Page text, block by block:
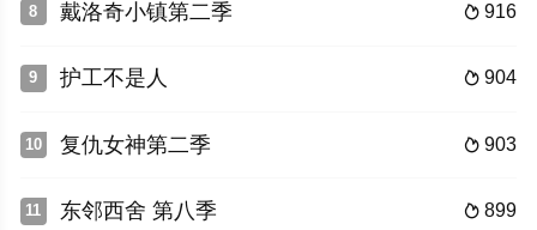
8  916
戴洛奇小镇第二季
9  904
护工不是人
10  903
复仇女神第二季
11  899
东邻西舍 第八季